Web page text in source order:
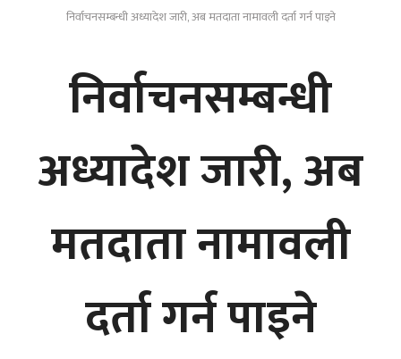
निर्वाचनसम्बन्धी अध्यादेश जारी, अब मतदाता नामावली दर्ता गर्न पाइने
निर्वाचनसम्बन्धी
अध्यादेश जारी, अब
मतदाता नामावली
दर्ता गर्न पाइने